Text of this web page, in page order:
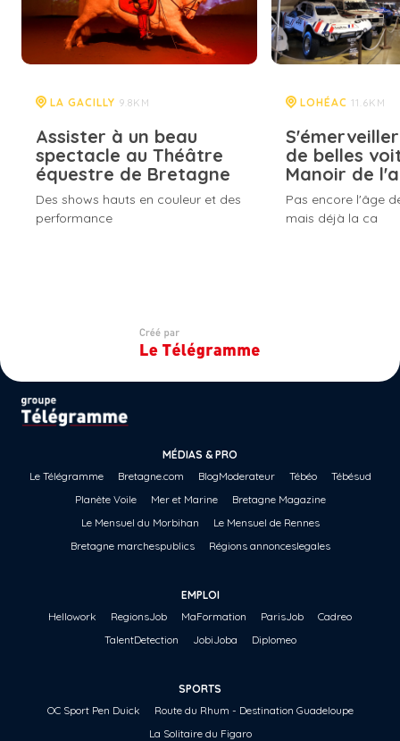
LA GACILLY 9.8KM
Assister à un beau
spectacle au Théâtre
équestre de Bretagne
Des shows hauts en couleur et des
performance
LOHÉAC 11.6KM
de belles
Manoir de
Pas encore l'âge
mais déjà la ca
MÉDIAS & PRO
Le Télégramme
Bretagne.com BlogModerateur Tébéo
Tébésud
Planète Voile
Mer et Marine
Bretagne Magazine
Le Mensuel du Morbihan
Le Mensuel de Rennes
Bretagne marchespublics
Régions annonceslegales
EMPLOI
Hellowork
RegionsJob MaFormation ParisJob
Cadreo
TalentDetection
JobiJoba Diplomeo
SPORTS
OC Sport Pen Duick
Route du Rhum - Destination Guadeloupe
La Solitaire du Figaro